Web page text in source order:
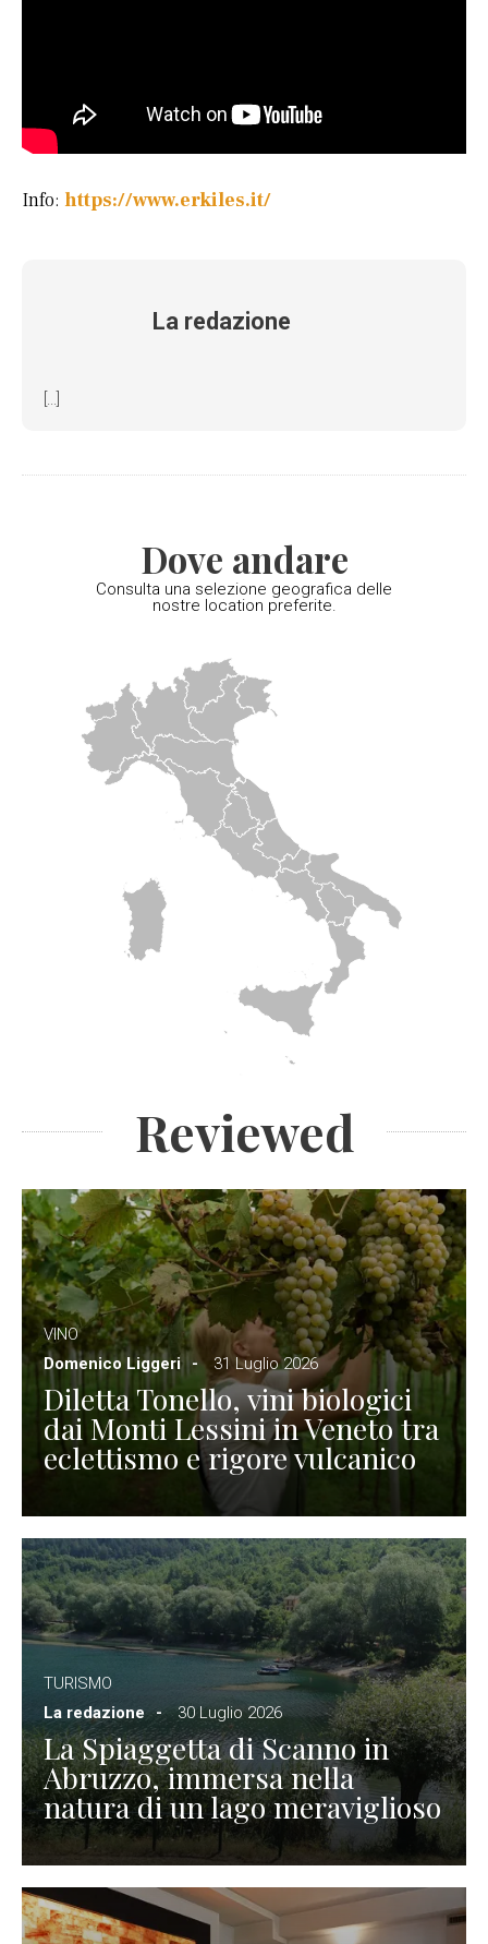
Info: https://www.erkiles.it/
La redazione
[...]
Dove andare
Consulta una selezione geografica delle
nostre location preferite.
Reviewed
VINO
Domenico Liggeri
31 Luglio 2026
Diletta Tonello, vini biologici
dai Monti Lessini in Veneto tra
eclettismo e rigore vulcanico
TURISMO
La redazione
30 Luglio 2026
La Spiaggetta di Scanno in
Abruzzo, immersa nella
natura di un lago meraviglioso